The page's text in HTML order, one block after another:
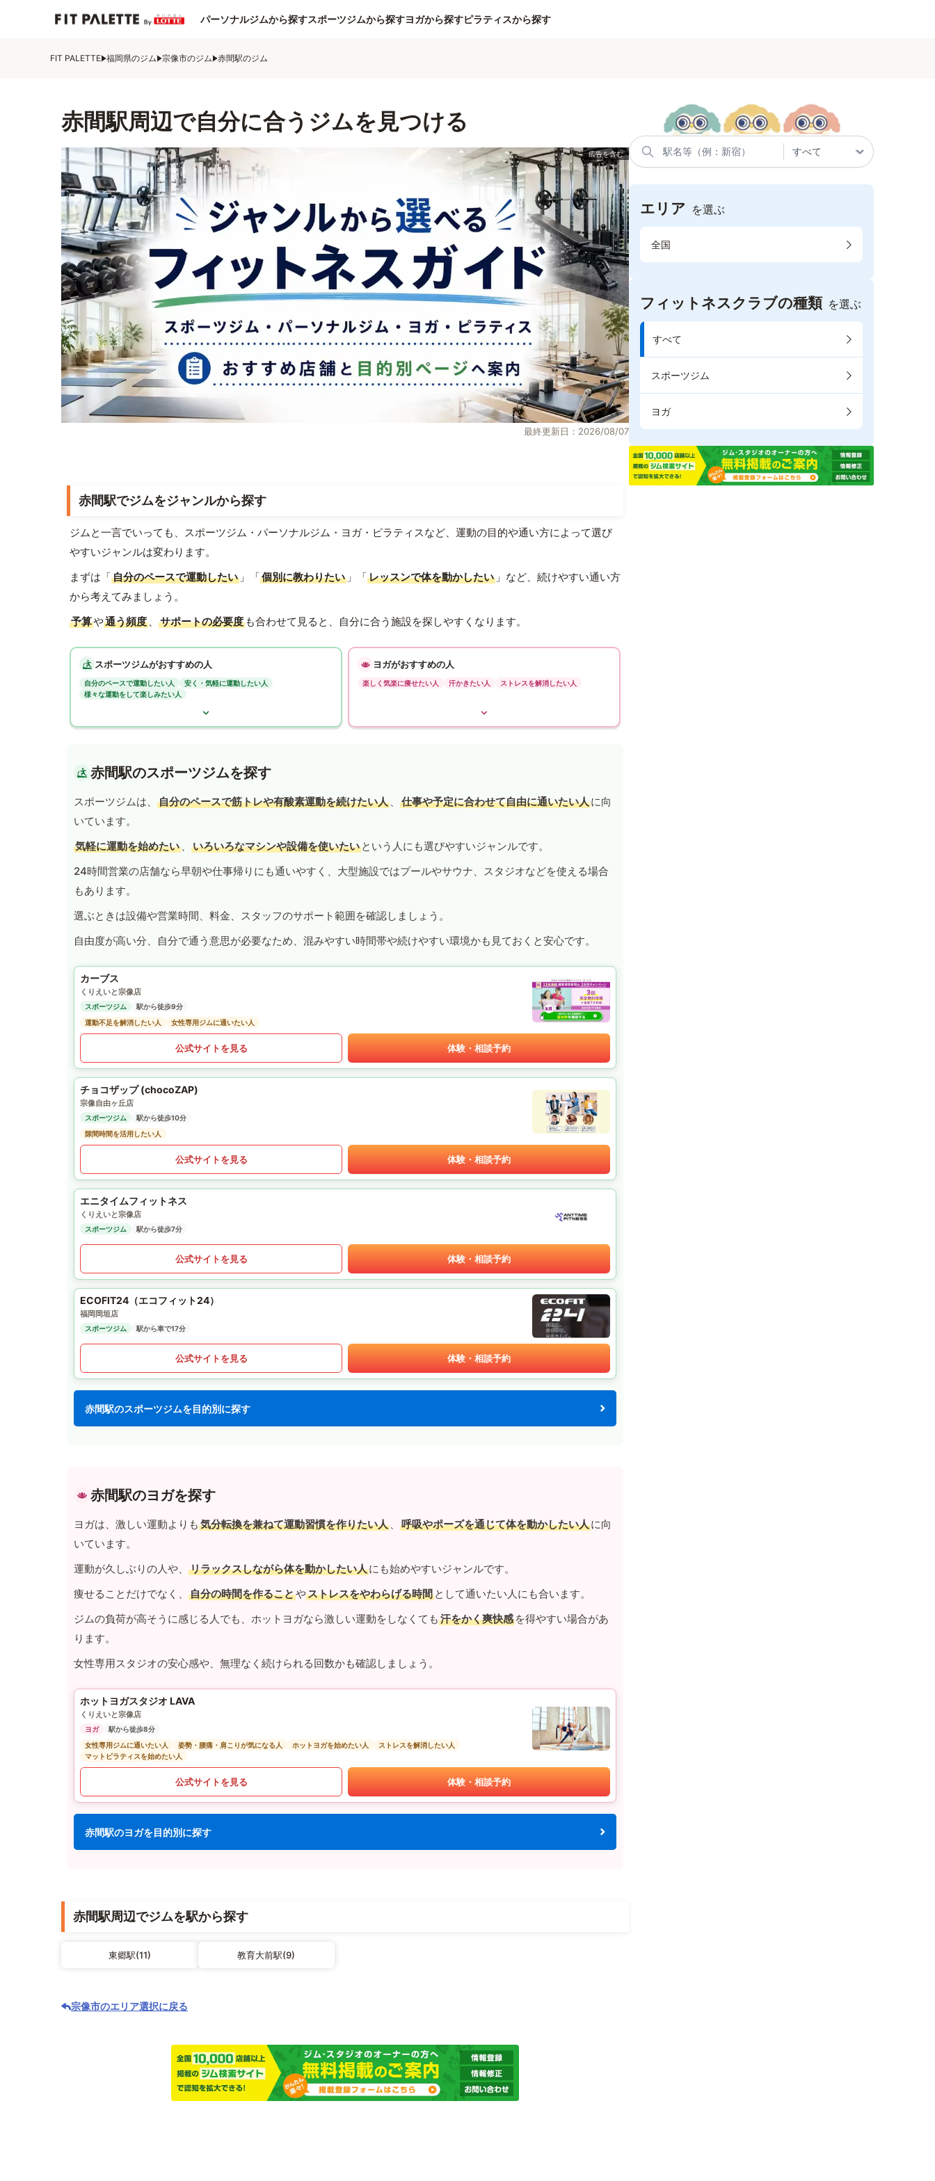
パーソナルジムから探すスポーツジムから探すヨガから探すピラティスから探す
FIT PALETTE 福岡県のジム 宗像市のジム 赤間駅のジム
赤間駅周辺で自分に合うジムを見つける
最終更新日：2026/08/07
赤間駅でジムをジャンルから探す
ジムと一言でいっても、スポーツジム・パーソナルジム・ヨガ・ピラティスなど、運動の目的や通い方によって選び
やすいジャンルは変わります。
まずは「自分のペースで運動したい 」「個別に教わりたい 」「レッスンで体を動かしたい 」など、続けやすい通い方
から考えてみましょう。
予算や通う頻度 、 サポートの必要度 も合わせて見ると、自分に合う施設を探しやすくなります。
スポーツジムがおすすめの人
自分のペースで運動したい人
安く・気軽に運動したい人
様々な運動をして楽しみたい人
ヨガがおすすめの人
楽しく気楽に痩せたい人 汗かきたい人 ストレスを解消したい人
赤間駅のスポーツジムを探す
スポーツジムは、 自分のペースで筋トレや有酸素運動を続けたい人 、 仕事や予定に合わせて自由に通いたい人に向
いています。
気軽に運動を始めたい 、 いろいろなマシンや設備を使いたい という人にも選びやすいジャンルです。
24時間営業の店舗なら早朝や仕事帰りにも通いやすく、大型施設ではプールやサウナ、スタジオなどを使える場合
もあります。
選ぶときは設備や営業時間、料金、スタッフのサポート範囲を確認しましょう。
自由度が高い分、自分で通う意思が必要なため、混みやすい時間帯や続けやすい環境かも見ておくと安心です。
カーブス
くりえいと宗像店
スポーツジム
駅から徒歩9分
運動不足を解消したい人
女性専用ジムに通いたい人
公式サイトを見る 体験・相談予約
チョコザップ (chocoZAP)
宗像自由ヶ丘店
スポーツジム
駅から徒歩10分
隙間時間を活用したい人
公式サイトを見る 体験・相談予約
エニタイムフィットネス
くりえいと宗像店
スポーツジム 駅から徒歩7分
公式サイトを見る 体験・相談予約
ECOFIT24（エコフィット24）
福岡岡垣店
スポーツジム 駅から車で17分
公式サイトを見る 体験・相談予約
赤間駅のスポーツジムを目的別に探す
赤間駅のヨガを探す
ヨガは、激しい運動よりも 気分転換を兼ねて運動習慣を作りたい人 、 呼吸やポーズを通じて体を動かしたい人に向
いています。
運動が久しぶりの人や、
リラックスしながら体を動かしたい人にも始めやすいジャンルです。
痩せることだけでなく、
自分の時間を作ることやストレスをやわらげる時間 として通いたい人にも合います。
ジムの負荷が高そうに感じる人でも、ホットヨガなら激しい運動をしなくても 汗をかく爽快感 を得やすい場合があ
ります。
女性専用スタジオの安心感や、無理なく続けられる回数かも確認しましょう。
ホットヨガスタジオ LAVA
くりえいと宗像店
ヨガ
駅から徒歩8分
女性専用ジムに通いたい人
姿勢・腰痛・肩こりが気になる人 ホットヨガを始めたい人
ストレスを解消したい人
マットピラティスを始めたい人
公式サイトを見る 体験・相談予約
赤間駅のヨガを目的別に探す
赤間駅周辺でジムを駅から探す
東郷駅(11) 教育大前駅(9)
宗像市のエリア選択に戻る
エリア を選ぶ
全国
フィットネスクラブの種類 を選ぶ
すべて
スポーツジム
ヨガ